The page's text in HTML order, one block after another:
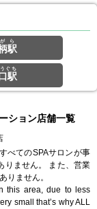
駅
ら
駅
ぐち
ション店舗一覧
べてのSPAサロンが事
りません。 また、営業
りません。
this area, due to less
small that’s why ALL